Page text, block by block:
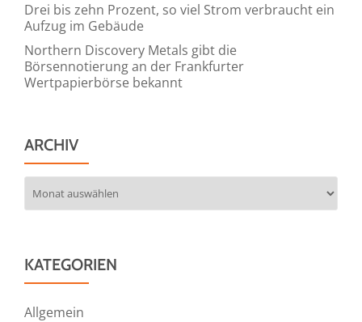
Drei bis zehn Prozent, so viel Strom verbraucht ein
Aufzug im Gebäude
Northern Discovery Metals gibt die
Börsennotierung an der Frankfurter
Wertpapierbörse bekannt
ARCHIV
KATEGORIEN
Allgemein